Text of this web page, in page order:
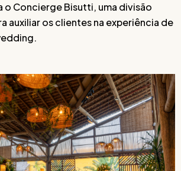
o Concierge Bisutti, uma divisão
auxiliar os clientes na experiência de